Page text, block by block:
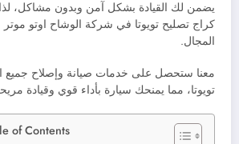
يضمن لك القيادة بشكل آمن وبدون مشاكل،
كراج تصليح تويوتا في شركة الوشاح اوتو
المجال.
معنا ستحصل على خدمات صيانة وإصلاح جميع
تويوتا، مما يمنحك سيارة بأداء قوي وقيادة
of Contents